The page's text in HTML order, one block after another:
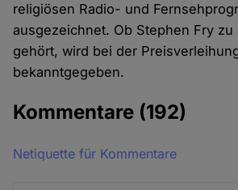
religiösen Radio- und
ausgezeichnet. Ob Stephen Fry zu
gehört, wird bei der
bekanntgegeben.
Kommentare (192)
Netiquette für Kommentare